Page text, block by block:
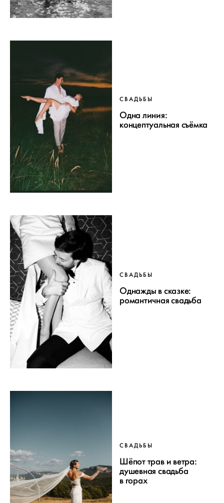
СВАДЬБЫ
Одна линия:
концептуальная съёмка
СВАДЬБЫ
Однажды в сказке:
романтичная свадьба
СВАДЬБЫ
Шёпот трав и ветра:
душевная свадьба
в горах